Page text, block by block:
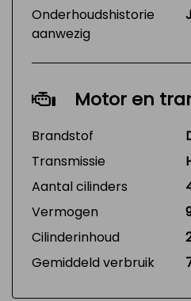
Onderhoudshistorie
aanwezig
Motor en
Brandstof
Transmissie
Aantal cilinders
Vermogen
Cilinderinhoud
Gemiddeld verbruik